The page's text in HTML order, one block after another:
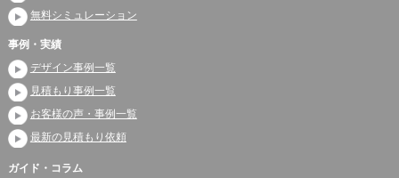
無料シミュレーション
事例・実績
デザイン事例一覧
見積もり事例一覧
お客様の声・事例一覧
最新の見積もり依頼
ガイド・コラム